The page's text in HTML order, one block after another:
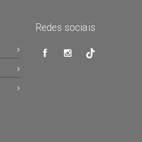
Redes sociais